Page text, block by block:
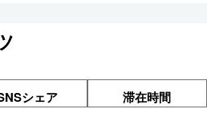
シェア 滞在時間